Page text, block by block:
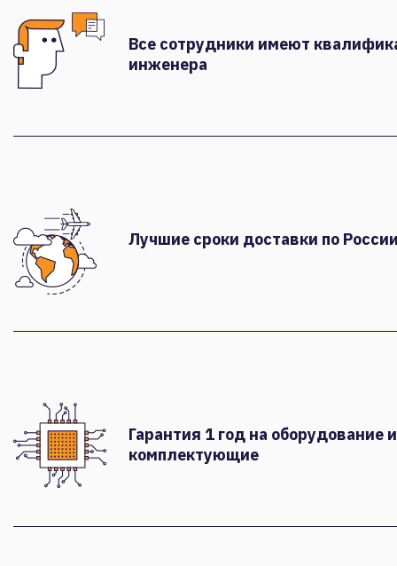
Все сотрудники имеют
инженера
Лучшие сроки доставки по
Гарантия 1 год на оборудование и
комплектующие